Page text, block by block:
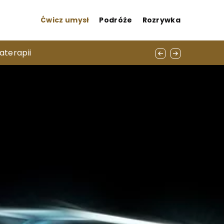
Ćwicz umysł Podróże Rozrywka